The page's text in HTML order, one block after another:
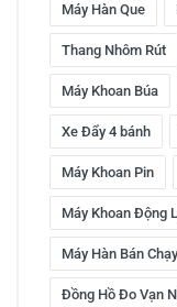
Máy Hàn Que
Thang Nhôm Rút
Máy Khoan Búa
Xe Đẩy 4 bánh
Máy Khoan Pin
Máy Khoan Động
Máy Hàn Bán Chạy
Đồng Hồ Đo Vạn